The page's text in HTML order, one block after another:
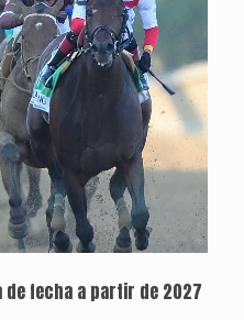
de fecha a partir de 2027